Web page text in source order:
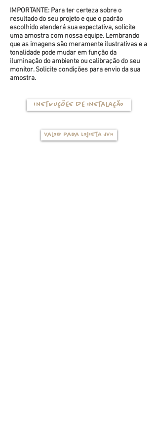
IMPORTANTE: Para ter certeza sobre o
resultado do seu projeto e que o padrão
escolhido atenderá sua expectativa, solicite
uma amostra com nossa equipe. Lembrando
que as imagens são meramente ilustrativas e a
tonalidade pode mudar em função da
iluminação do ambiente ou calibração do seu
monitor. Solicite condições para envio da sua
amostra.
Instruções de instalação
Valor para Lojista JVN